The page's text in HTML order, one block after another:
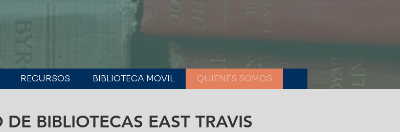
RECURSOS BIBLIOTECA MOVIL QUIENES SOMOS
BIBLIOTECAS EAST TRAVIS